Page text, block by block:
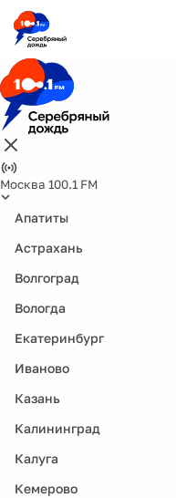
Москва 100.1 FM
Апатиты
Астрахань
Волгоград
Вологда
Екатеринбург
Иваново
Казань
Калининград
Калуга
Кемерово